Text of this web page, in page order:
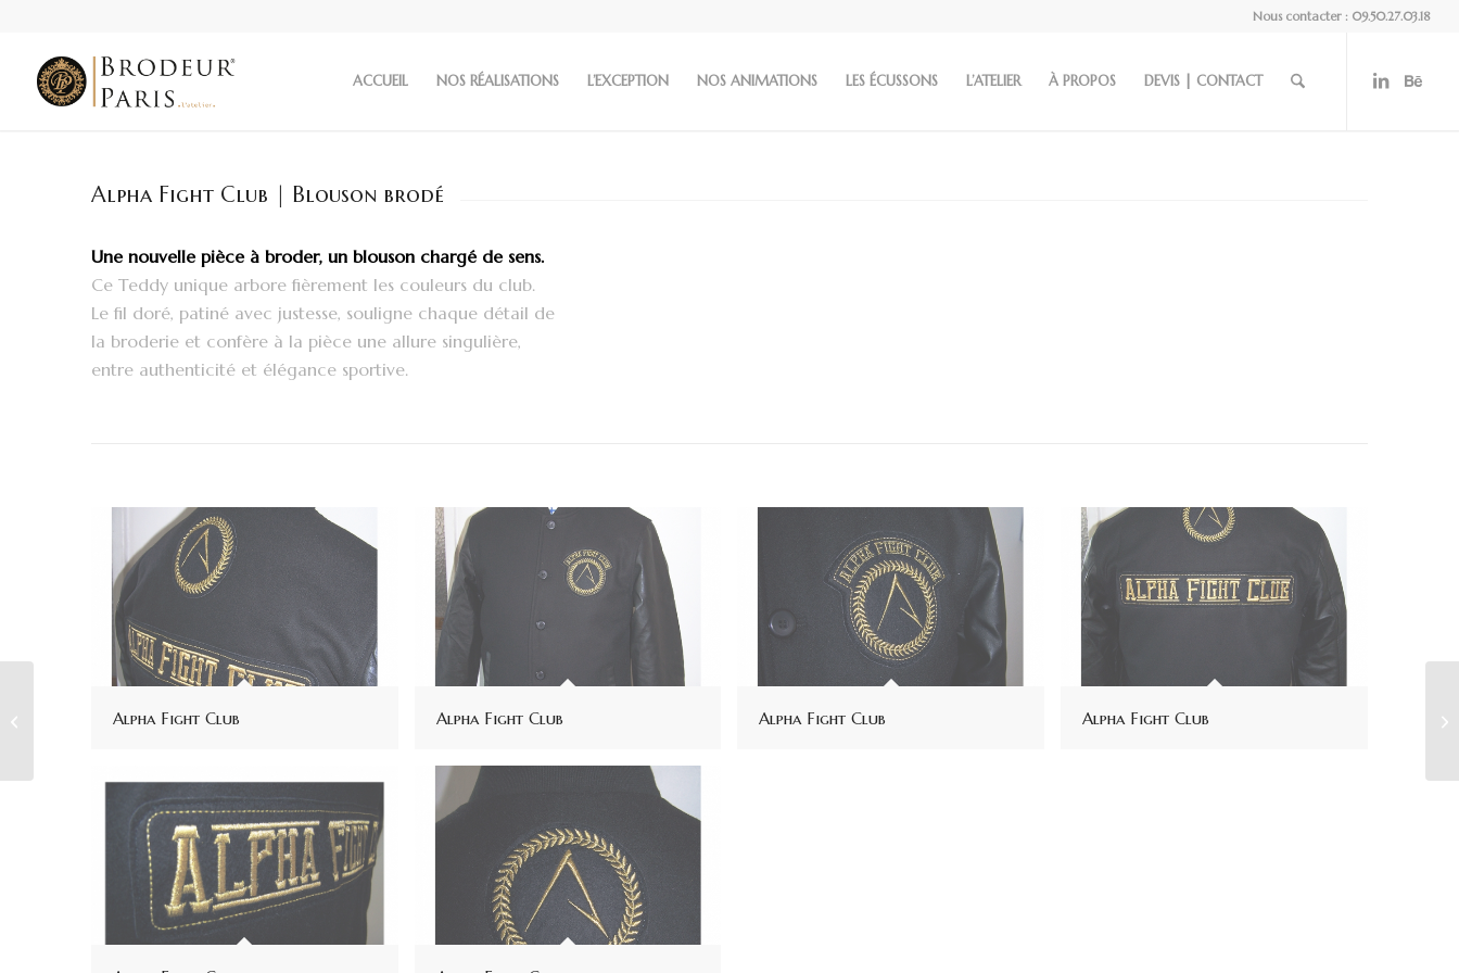
Nous contacter : 09.50.27.03.18
ACCUEIL NOS RÉALISATIONS L’EXCEPTION NOS ANIMATIONS LES ÉCUSSONS L’ATELIER À PROPOS DEVIS | CONTACT
Alpha Fight Club | Blouson brodé
Une nouvelle pièce à broder, un blouson chargé de sens.
Ce Teddy unique arbore fièrement les couleurs du club.
Le fil doré, patiné avec justesse, souligne chaque détail de
la broderie et confère à la pièce une allure singulière,
entre authenticité et élégance sportive.
Alpha Fight Club Alpha Fight Club Alpha Fight Club Alpha Fight Club
Acapella Production